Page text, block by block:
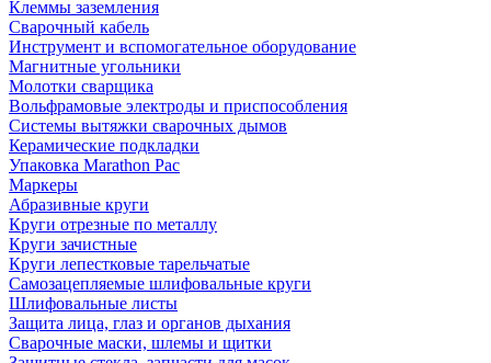
Клеммы заземления
Сварочный кабель
Инструмент и вспомогательное оборудование
Магнитные угольники
Молотки сварщика
Вольфрамовые электроды и приспособления
Системы вытяжки сварочных дымов
Керамические подкладки
Упаковка Marathon Pac
Маркеры
Абразивные круги
Круги отрезные по металлу
Круги зачистные
Круги лепестковые тарельчатые
Самозацепляемые шлифовальные круги
Шлифовальные листы
Защита лица, глаз и органов дыхания
Сварочные маски, шлемы и щитки